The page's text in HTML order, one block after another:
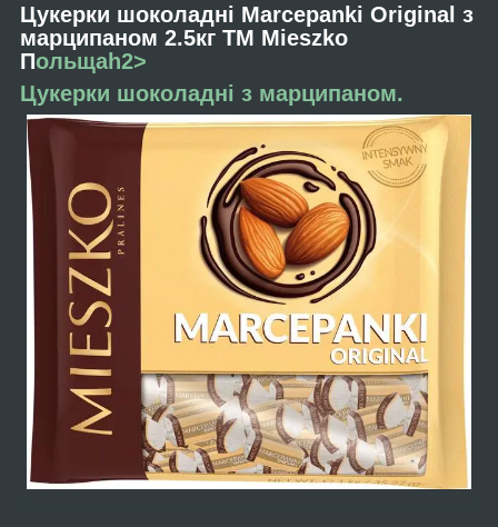
Цукерки шоколадні Marcepanki Original з
марципаном 2.5кг TM Mieszko
Польщаh2>
Цукерки шоколадні з марципаном.